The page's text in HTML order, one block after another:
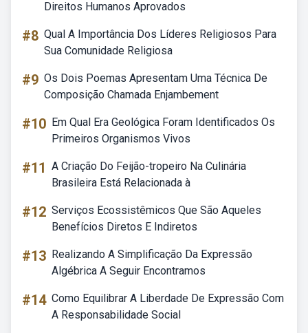
Direitos Humanos Aprovados
#8 Qual A Importância Dos Líderes Religiosos Para
Sua Comunidade Religiosa
#9 Os Dois Poemas Apresentam Uma Técnica De
Composição Chamada Enjambement
#10 Em Qual Era Geológica Foram Identificados Os
Primeiros Organismos Vivos
#11 A Criação Do Feijão-tropeiro Na Culinária
Brasileira Está Relacionada à
#12 Serviços Ecossistêmicos Que São Aqueles
Benefícios Diretos E Indiretos
#13 Realizando A Simplificação Da Expressão
Algébrica A Seguir Encontramos
#14 Como Equilibrar A Liberdade De Expressão Com
A Responsabilidade Social